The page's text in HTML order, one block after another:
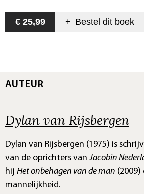
€ 25,99 + Bestel dit boek
AUTEUR
Dylan van Rijsbergen
Dylan van Rijsbergen (1975) is
van de oprichters vanJacobin
hij Het onbehagen van de man
mannelijkheid.